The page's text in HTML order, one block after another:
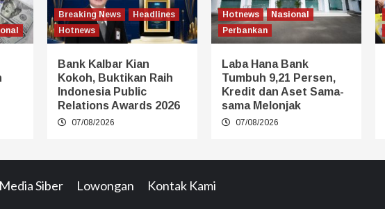
Breaking News
Headlines
Hotnews
Bank Kalbar Kian
Kokoh, Buktikan Raih
Indonesia Public
Relations Awards 2026
07/08/2026
Hotnews
Nasional
Perbankan
Laba Hana Bank
Tumbuh 9,21 Persen,
Kredit dan Aset Sama-
sama Melonjak
07/08/2026
Siber Lowongan Kontak Kami